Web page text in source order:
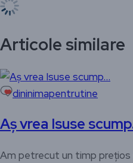
Articole similare
dininimapentrutine
Aș vrea Isuse
Am petrecut un timp prețios